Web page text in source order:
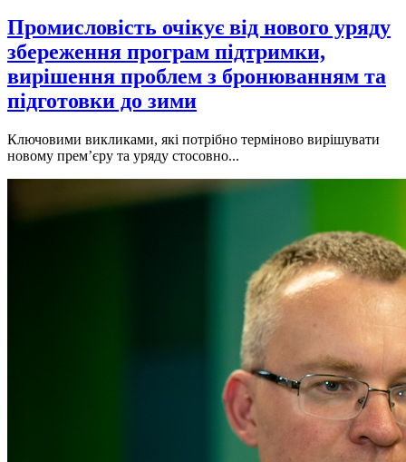
Промисловість очікує від нового уряду
збереження програм підтримки,
вирішення проблем з бронюванням та
підготовки до зими
Ключовими викликами, які потрібно терміново вирішувати
новому прем’єру та уряду стосовно...